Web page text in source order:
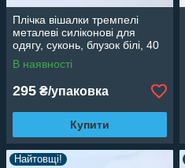
Плічка вішалки тремпелі
металеві силіконові для
одягу, суконь, блузок білі, 40
см, 10 шт
В наявності
295 ₴/упаковка
Купити
Найтовщі!